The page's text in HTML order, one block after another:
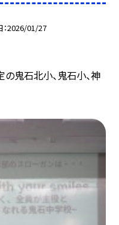
2026/01/27
鬼石北小、鬼石小、神